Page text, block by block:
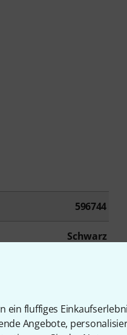
ein fluffiges
Angebote,
596744
Schwarz
628 mm